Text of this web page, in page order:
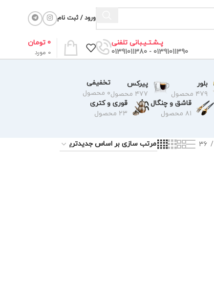
ورود / ثبت نام
پـشـتـیـبانی تلفنی
01391011390 - 01391011380
0 مورد
0 تومان
بلور
۴۷۹ محصول
پیرکس
۴۷۷ محصول
تخفیفی
۰ محصول
قاشق و چنگال
۸۱ محصول
قوری و کتری
۲۳ محصول
36